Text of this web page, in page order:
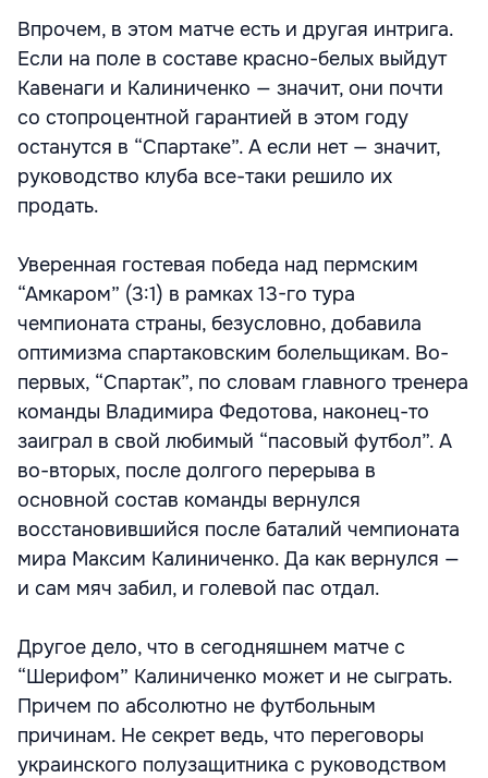
Впрочем, в этом матче есть и другая интрига.
Если на поле в составе красно-белых выйдут
Кавенаги и Калиниченко — значит, они почти
со стопроцентной гарантией в этом году
останутся в “Спартаке”. А если нет — значит,
руководство клуба все-таки решило их
продать.
Уверенная гостевая победа над пермским
“Амкаром” (3:1) в рамках 13-го тура
чемпионата страны, безусловно, добавила
оптимизма спартаковским болельщикам. Во-
первых, “Спартак”, по словам главного тренера
команды Владимира Федотова, наконец-то
заиграл в свой любимый “пасовый футбол”. А
во-вторых, после долгого перерыва в
основной состав команды вернулся
восстановившийся после баталий чемпионата
мира Максим Калиниченко. Да как вернулся —
и сам мяч забил, и голевой пас отдал.
Другое дело, что в сегодняшнем матче с
“Шерифом” Калиниченко может и не сыграть.
Причем по абсолютно не футбольным
причинам. Не секрет ведь, что переговоры
украинского полузащитника с руководством